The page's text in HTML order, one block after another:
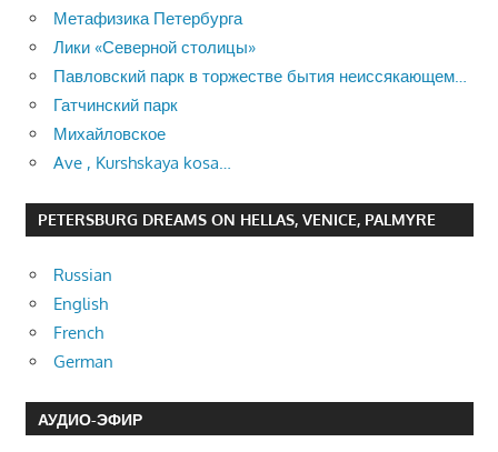
Метафизика Петербурга
Лики «Северной столицы»
Павловский парк в торжестве бытия неиссякающем…
Гатчинский парк
Михайловское
Ave , Kurshskaya kosa…
PETERSBURG DREAMS ON HELLAS, VENICE, PALMYRE
Russian
English
French
German
АУДИО-ЭФИР